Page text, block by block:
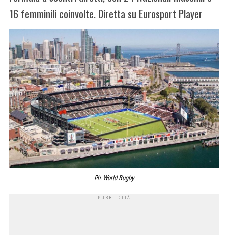
16 femminili coinvolte. Diretta su Eurosport Player
Ph. World Rugby